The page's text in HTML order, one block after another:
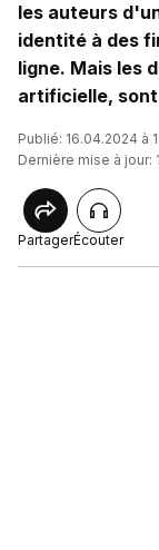
les auteurs
identité à des
ligne. Mais les
artificielle,
Publié: 16.04.2024 à
Dernière mise à jour:
PartagerÉcouter